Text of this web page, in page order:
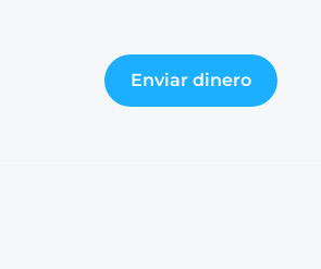
Enviar dinero